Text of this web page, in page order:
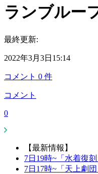
ランブルー
最終更新:
2022年3月3日15:14
コメント 0 件
コメント
0
【最新情報】
7日19時~「水着復
7日17時~「天上劇